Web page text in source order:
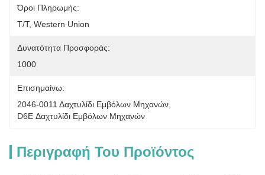
Όροι Πληρωμής:
T/T, Western Union
Δυνατότητα Προσφοράς:
1000
Επισημαίνω:
2046-0011 Δαχτυλίδι Εμβόλων Μηχανών
D6E Δαχτυλίδι Εμβόλων Μηχανών
Περιγραφή Του Προϊόντος